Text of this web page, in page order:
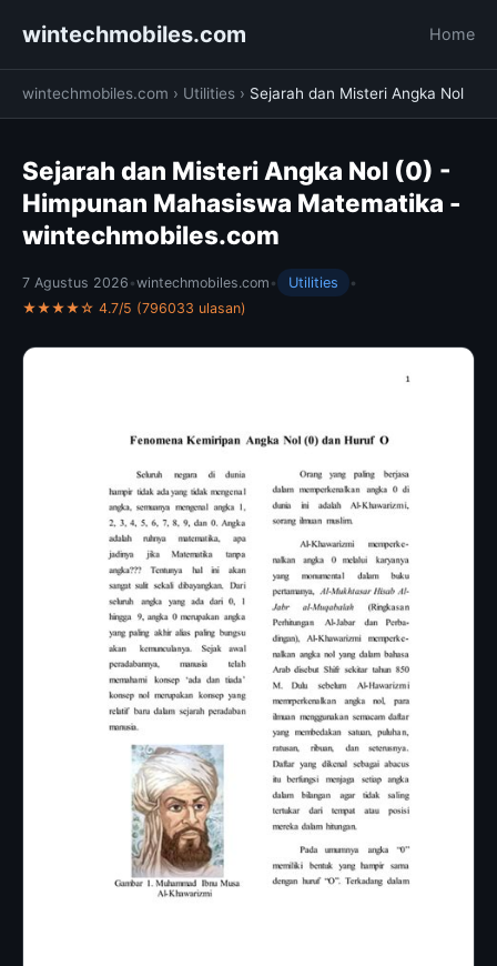
wintechmobiles.com Home
wintechmobiles.com › Utilities › Sejarah dan Misteri Angka Nol
Sejarah dan Misteri Angka Nol (0) -
Himpunan Mahasiswa Matematika -
wintechmobiles.com
7 Agustus 2026 •wintechmobiles.com • Utilities
•
★★★★☆ 4.7/5 (796033 ulasan)